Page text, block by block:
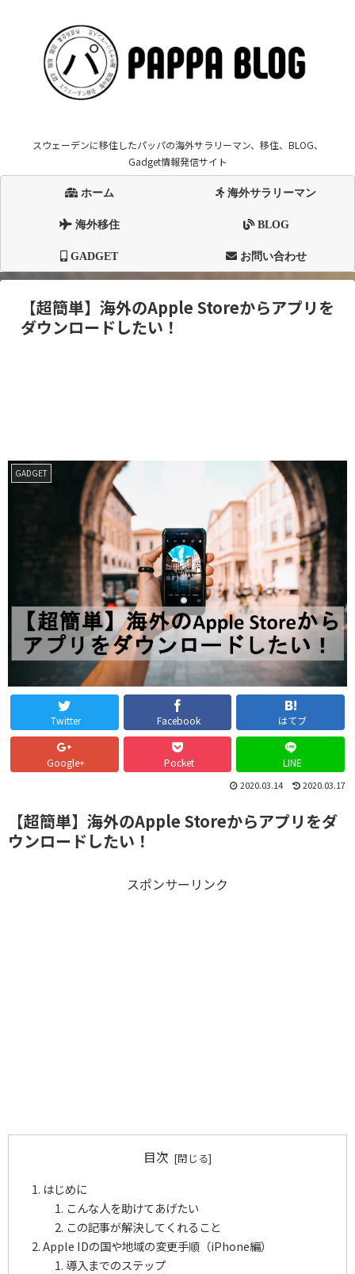
スウェーデンに移住したパッパの海外サラリーマン、移住、BLOG、
Gadget情報発信サイト
ホーム 海外サラリーマン
海外移住 BLOG
GADGET お問い合わせ
【超簡単】海外のApple Storeからアプリを
ダウンロードしたい！
GADGET
Twitter Facebook はてブ
Google+ Pocket LINE
2020.03.14 2020.03.17
【超簡単】海外のApple Storeからアプリをダ
ウンロードしたい！
スポンサーリンク
目次
はじめに
こんな人を助けてあげたい
この記事が解決してくれること
Apple IDの国や地域の変更手順（iPhone編）
導入までのステップ